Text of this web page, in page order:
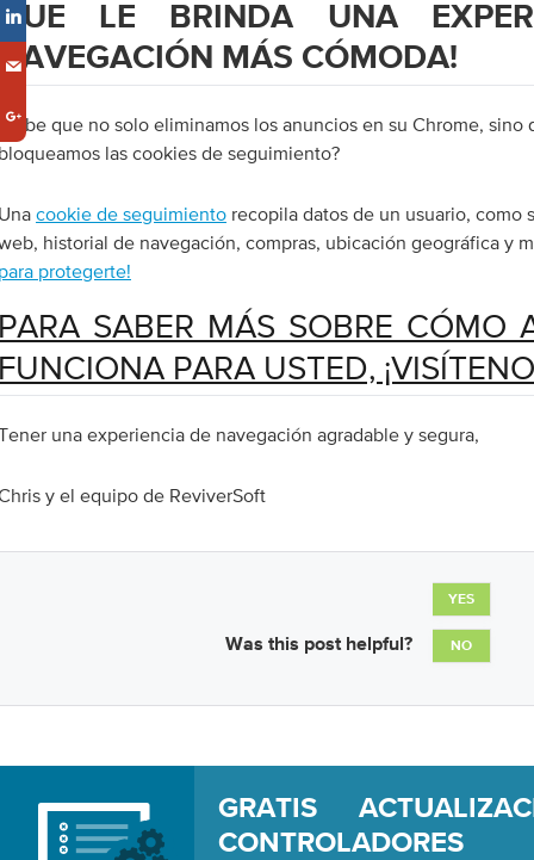
LE BRINDA UNA
MÁS CÓMODA!
que no solo eliminamos los anuncios en su Chrome, sino
las cookies de seguimiento?
cookie de seguimiento recopila datos de un usuario, como
historial de navegación, compras, ubicación geográfica y
protegerte!
SABER MÁS SOBRE CÓMO
PARA USTED,
una experiencia de navegación agradable y segura,
y el equipo de ReviverSoft
Was this post helpful?
YES
NO
GRATIS
CONTROLADORES